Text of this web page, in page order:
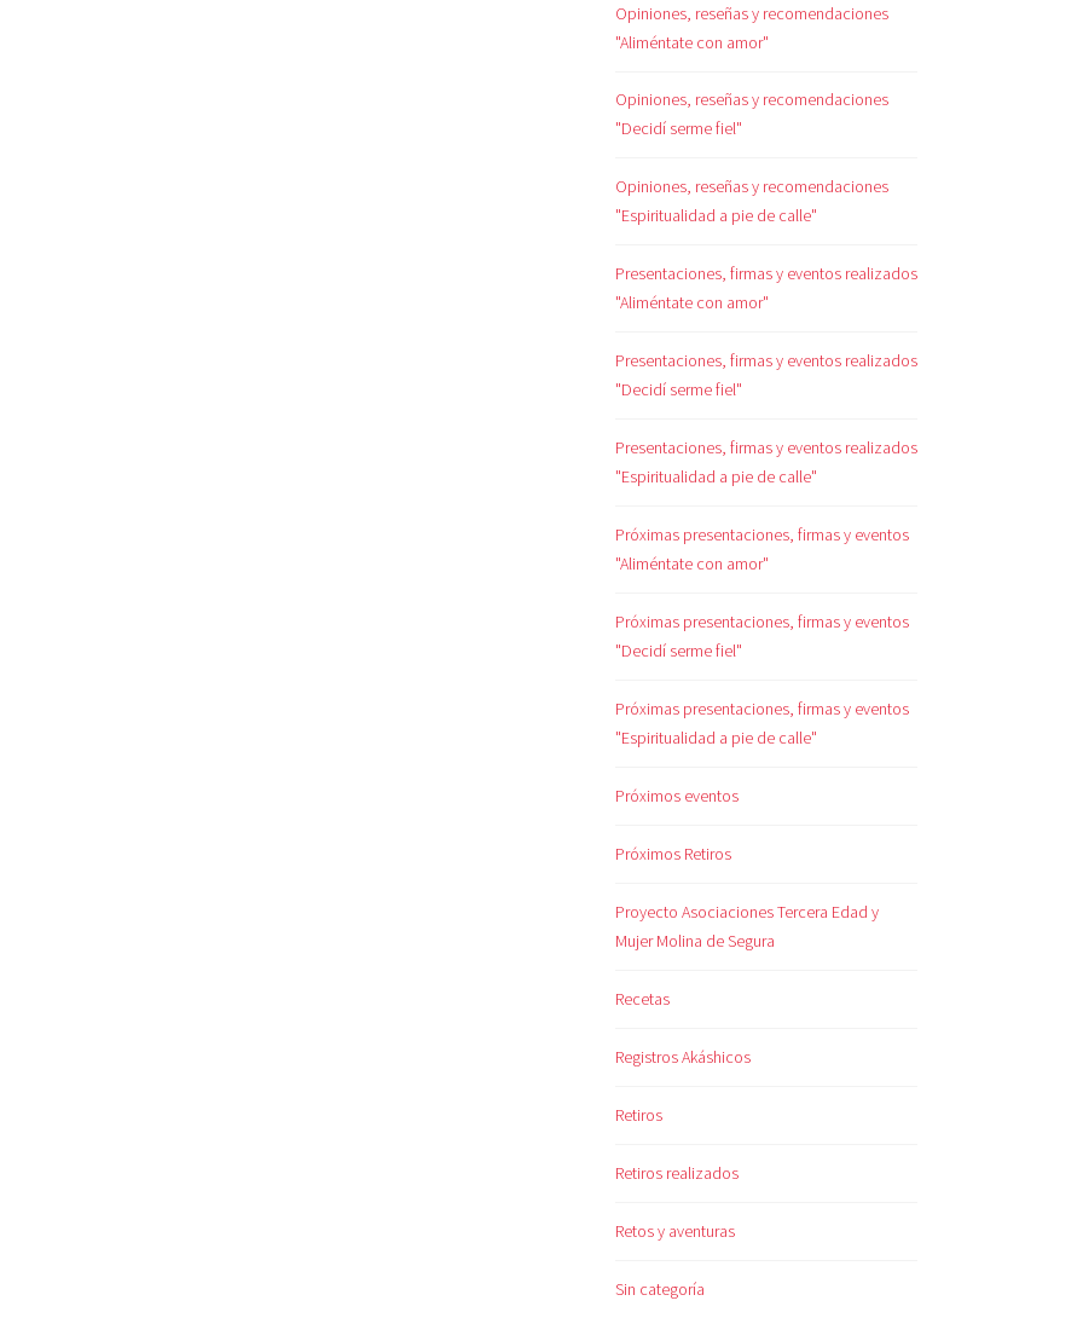
Opiniones, reseñas y recomendaciones
"Aliméntate con amor"
Opiniones, reseñas y recomendaciones
"Decidí serme fiel"
Opiniones, reseñas y recomendaciones
"Espiritualidad a pie de calle"
Presentaciones, firmas y eventos realizados
"Aliméntate con amor"
Presentaciones, firmas y eventos realizados
"Decidí serme fiel"
Presentaciones, firmas y eventos realizados
"Espiritualidad a pie de calle"
Próximas presentaciones, firmas y eventos
"Aliméntate con amor"
Próximas presentaciones, firmas y eventos
"Decidí serme fiel"
Próximas presentaciones, firmas y eventos
"Espiritualidad a pie de calle"
Próximos eventos
Próximos Retiros
Proyecto Asociaciones Tercera Edad y
Mujer Molina de Segura
Recetas
Registros Akáshicos
Retiros
Retiros realizados
Retos y aventuras
Sin categoría